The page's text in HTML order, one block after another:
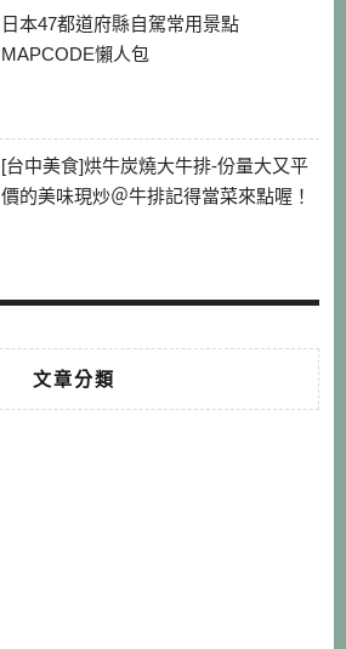
日本47都道府縣自駕常用景點
MAPCODE懶人包
[台中美食]烘牛炭燒大牛排-份量大又平
價的美味現炒＠牛排記得當菜來點喔！
文章分類